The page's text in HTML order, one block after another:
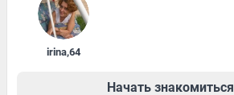
irina,64
Начать знакомиться